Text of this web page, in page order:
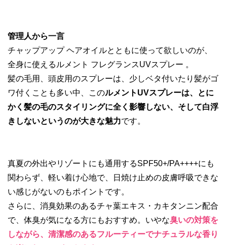
管理人から一言
チャップアップ ヘアオイルとともに使って欲しいのが、
全身に使えるルメント フレグランスUVスプレー 。
髪の毛用、頭皮用のスプレーは、少しベタ付いたり髪がゴ
ワ付くことも多い中、このルメントUVスプレーは、とに
かく髪の毛のスタイリングに全く影響しない、そして白浮
きしないというのが大きな魅力です。
真夏の外出やリゾートにも通用するSPF50+/PA++++にも
関わらず、軽い着け心地で、日焼け止めの皮膚呼吸できな
い感じがないのもポイントです。
さらに、消臭効果のあるチャ葉エキス・カキタンニン配合
で、体臭が気になる方にもおすすめ。いやな臭いの対策を
しながら、清潔感のあるフルーティーでナチュラルな香り